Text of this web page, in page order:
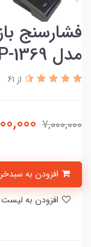
فشارسنج
مدل DBP-1369
از 61
7,000,000